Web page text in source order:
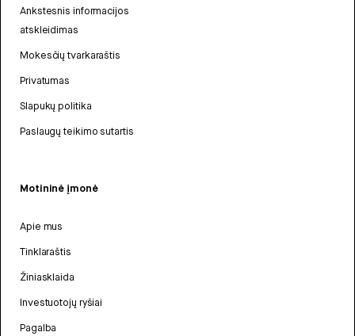
Ankstesnis informacijos
atskleidimas
Mokesčių tvarkaraštis
Privatumas
Slapukų politika
Paslaugų teikimo sutartis
Motininė įmonė
Apie mus
Tinklaraštis
Žiniasklaida
Investuotojų ryšiai
Pagalba